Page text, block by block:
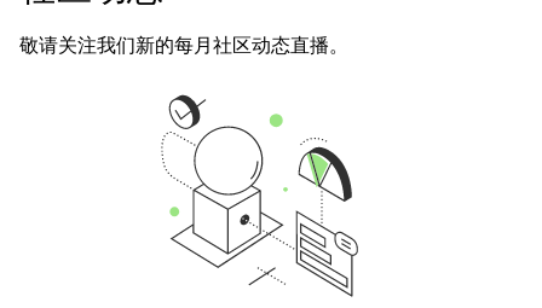
敬请关注我们新的每月社区动态直播。